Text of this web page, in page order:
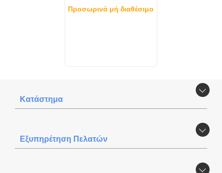
Προσωρινά μή διαθέσιμο
Κατάστημα
Εξυπηρέτηση Πελατών